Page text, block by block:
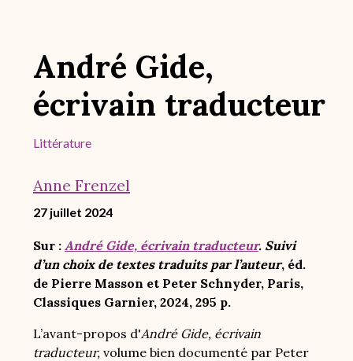
André Gide,
écrivain traducteur
Littérature
Anne Frenzel
27 juillet 2024
Sur : André Gide, écrivain traducteur. Suivi
d’un choix de textes traduits par l’auteur, éd.
de Pierre Masson et Peter Schnyder, Paris,
Classiques Garnier, 2024, 295 p.
L’avant-propos d'André Gide, écrivain
traducteur, volume bien documenté par Peter